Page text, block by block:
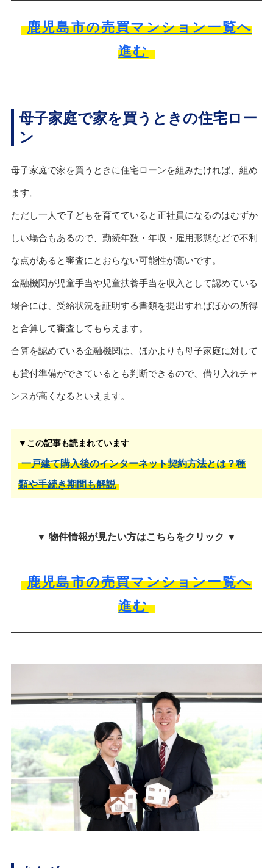
鹿児島市の売買マンション一覧へ
進む
母子家庭で家を買うときの住宅ロー
ン
母子家庭で家を買うときに住宅ローンを組みたければ、組め
ます。
ただし一人で子どもを育てていると正社員になるのはむずか
しい場合もあるので、勤続年数・年収・雇用形態などで不利
な点があると審査にとおらない可能性が高いです。
金融機関が児童手当や児童扶養手当を収入として認めている
場合には、受給状況を証明する書類を提出すればほかの所得
と合算して審査してもらえます。
合算を認めている金融機関は、ほかよりも母子家庭に対して
も貸付準備ができているとも判断できるので、借り入れチャ
ンスが高くなるといえます。
▼この記事も読まれています
一戸建て購入後のインターネット契約方法とは？種
類や手続き期間も解説
▼ 物件情報が見たい方はこちらをクリック ▼
鹿児島市の売買マンション一覧へ
進む